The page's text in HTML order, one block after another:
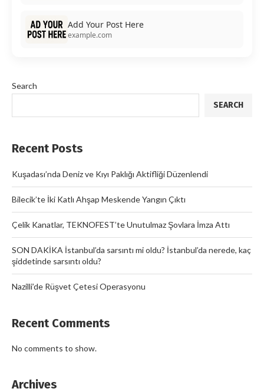
Add Your Post Here
example.com
Search
SEARCH
Recent Posts
Kuşadası’nda Deniz ve Kıyı Paklığı Aktifliği Düzenlendi
Bilecik’te İki Katlı Ahşap Meskende Yangın Çıktı
Çelik Kanatlar, TEKNOFEST’te Unutulmaz Şovlara İmza Attı
SON DAKİKA İstanbul’da sarsıntı mi oldu? İstanbul’da nerede, kaç
şiddetinde sarsıntı oldu?
Nazilli’de Rüşvet Çetesi Operasyonu
Recent Comments
No comments to show.
Archives